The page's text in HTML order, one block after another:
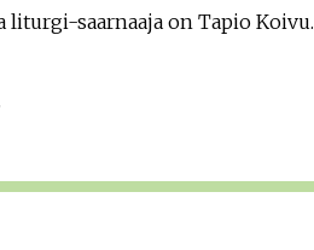
saarnaaja on Tapio Koivu.